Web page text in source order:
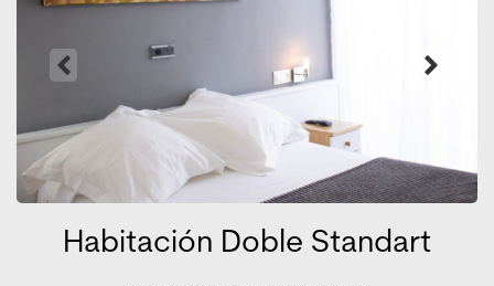
Habitación Doble Standart